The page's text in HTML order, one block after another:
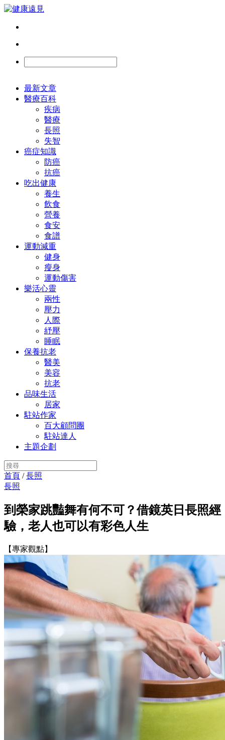
最新文章
醫療百科
疾病
醫療
長照
失智
癌症知識
防癌
抗癌
吃出健康
養生
飲食
營養
食安
食譜
運動減重
健身
瘦身
運動傷害
樂活心靈
兩性
壓力
人際
紓壓
睡眠
保養抗老
醫美
美容
抗老
品味生活
居家
駐站作家
百大顧問團
駐站達人
主題企劃
首頁 /長照
長照
到榮家跳豔舞有何不可？借鏡英日長照經
驗，老人也可以有彩色人生
【專家觀點】